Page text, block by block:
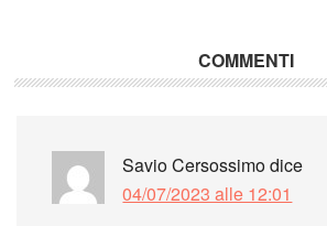
COMMENTI
Savio Cersossimodice
04/07/2023 alle 12:01